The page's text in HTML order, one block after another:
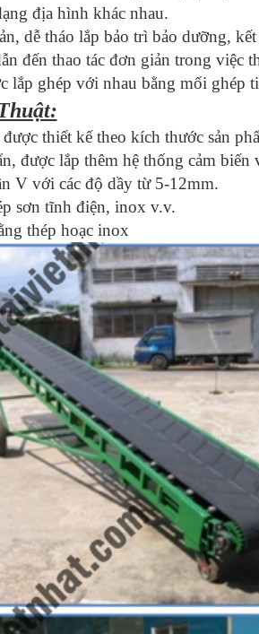
địa hình khác nhau.
dễ tháo lắp bảo trì bảo dưỡng,
đến thao tác đơn giản trong việc
lắp ghép với nhau bằng mối ghép
thiết kế theo kích thước sản
được lắp thêm hệ thống cảm biến
V với các độ dầy từ 5-12mm.
sơn tĩnh điện, inox v.v.
thép hoạc inox